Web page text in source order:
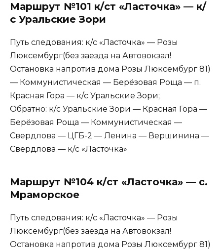
Маршрут №101 к/ст «Ласточка» — к/
с Уральские Зори
Путь следования: к/с «Ласточка» — Розы
Люксембург(без заезда на Автовокзал!
Остановка напротив дома Розы Люксембург 81)
— Коммунистическая — Берёзовая Роща — п.
Красная Гора — к/с Уральские Зори;
Обратно: к/с Уральские Зори — Красная Гора —
Берёзовая Роща — Коммунистическая —
Свердлова — ЦГБ-2 — Ленина — Вершинина —
Свердлова — к/с «Ласточка»
Маршрут №104 к/ст «Ласточка» — с.
Мраморское
Путь следования: к/с «Ласточка» — Розы
Люксембург(без заезда на Автовокзал!
Остановка напротив дома Розы Люксембург 81)